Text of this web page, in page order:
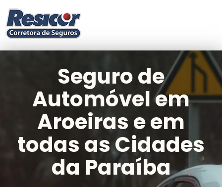
Seguro de
Automóvel em
Aroeiras e em
todas as Cidades
da Paraíba